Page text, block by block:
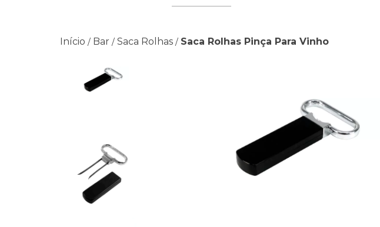
Início / Bar / Saca Rolhas / Saca Rolhas Pinça Para Vinho